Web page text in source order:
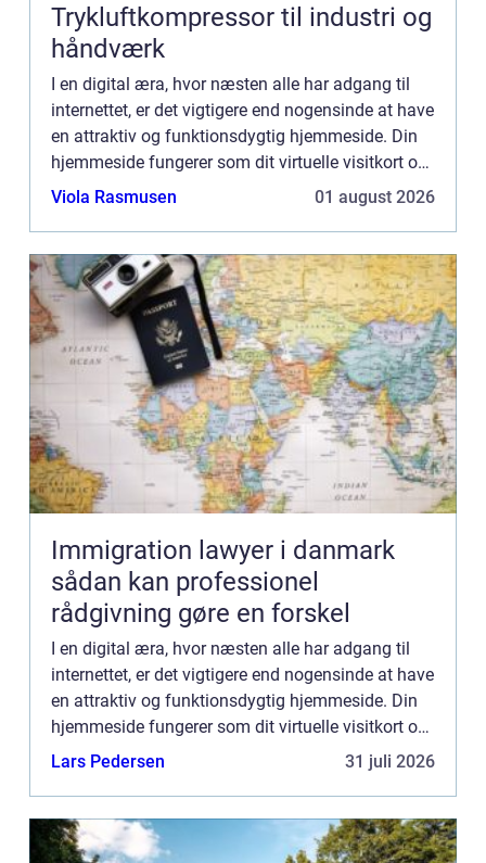
Trykluftkompressor til industri og
håndværk
I en digital æra, hvor næsten alle har adgang til
internettet, er det vigtigere end nogensinde at have
en attraktiv og funktionsdygtig hjemmeside. Din
hjemmeside fungerer som dit virtuelle visitkort og
er ofte det første sted poten...
Viola Rasmusen 01 august 2026
Immigration lawyer i danmark
sådan kan professionel
rådgivning gøre en forskel
I en digital æra, hvor næsten alle har adgang til
internettet, er det vigtigere end nogensinde at have
en attraktiv og funktionsdygtig hjemmeside. Din
hjemmeside fungerer som dit virtuelle visitkort og
er ofte det første sted poten...
Lars Pedersen 31 juli 2026